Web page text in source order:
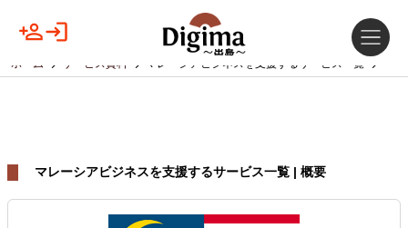
ホーム サービス資料 マレーシアビジネスを支援するサービス一覧
マレーシアビジネスを支援するサービス一覧 | 概要